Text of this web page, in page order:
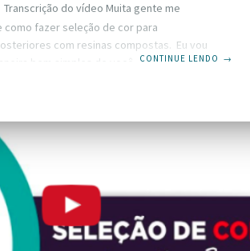
Transcrição do vídeo Muita gente me
como fazer seleção de cor para
com resinas compostas. Eu vou
bem simples de você conseguir
Como sempre mais uma vez a cor
dos dentistas. Que cor?que cor? que
CONTINUE LENDO →